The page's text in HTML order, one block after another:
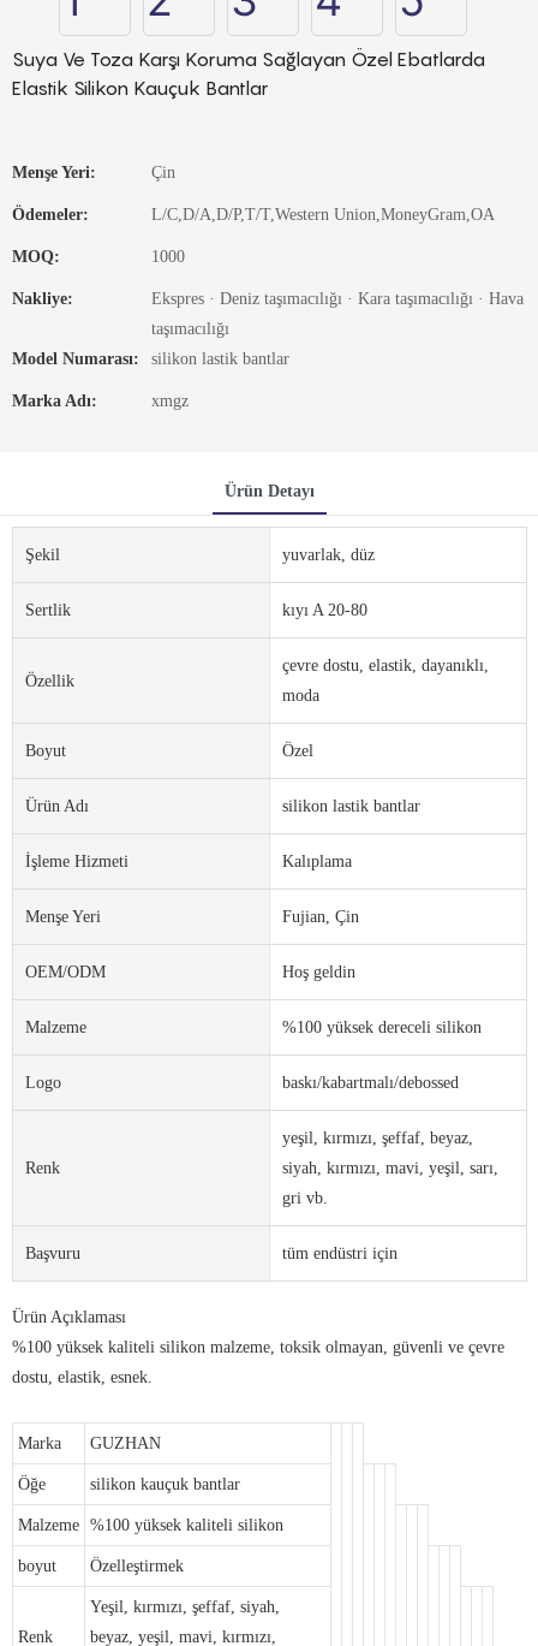
Suya Ve Toza Karşı Koruma Sağlayan Özel Ebatlarda
Elastik Silikon Kauçuk Bantlar
Menşe Yeri: Çin
Ödemeler: L/C,D/A,D/P,T/T,Western Union,MoneyGram,OA
MOQ: 1000
Nakliye:
Ekspres · Deniz taşımacılığı · Kara taşımacılığı · Hava
taşımacılığı
Model Numarası:
silikon lastik bantlar
Marka Adı: xmgz
Ürün Detayı
Şekil yuvarlak, düz
Sertlik kıyı A 20-80
Özellik
çevre dostu, elastik, dayanıklı,
moda
Boyut Özel
Ürün Adı silikon lastik bantlar
İşleme Hizmeti Kalıplama
Menşe Yeri Fujian, Çin
OEM/ODM Hoş geldin
Malzeme %100 yüksek dereceli silikon
Logo baskı/kabartmalı/debossed
Renk
yeşil, kırmızı, şeffaf, beyaz,
siyah, kırmızı, mavi, yeşil, sarı,
gri vb.
Başvuru tüm endüstri için
Ürün Açıklaması
%100 yüksek kaliteli silikon malzeme, toksik olmayan, güvenli ve çevre
dostu, elastik, esnek.
Marka GUZHAN
Öğe silikon kauçuk bantlar
Malzeme %100 yüksek kaliteli silikon
boyut Özelleştirmek
Renk
Yeşil, kırmızı, şeffaf, siyah,
beyaz, yeşil, mavi, kırmızı,